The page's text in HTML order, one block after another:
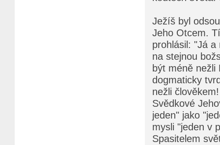
Ježíš byl
Jeho Otcem.
prohlásil: "Já
na stejnou
být méně
dogmaticky
nežli
Svědkové
jeden" jako
mysli "jeden v
Spasitelem